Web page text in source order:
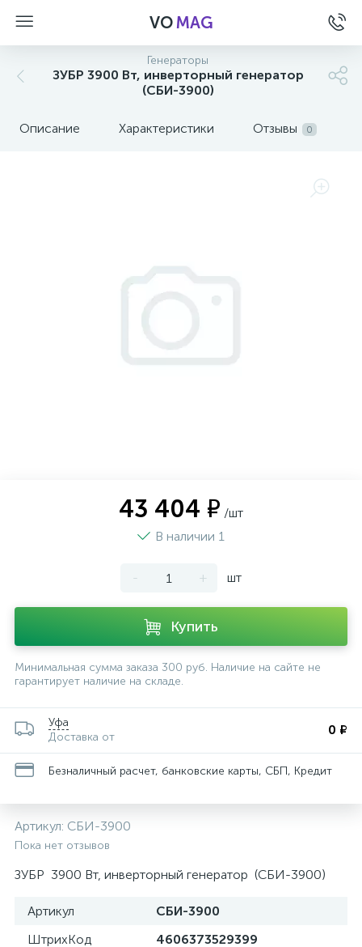
VOMAG
Генераторы
ЗУБР 3900 Вт, инверторный генератор
(СБИ-3900)
Описание Характеристики Отзывы 0
43 404 ₽ /шт
В наличии 1
- + шт
Купить
Минимальная сумма заказа 300 руб. Наличие на сайте не
гарантирует наличие на складе.
Уфа
Доставка от
0 ₽
Безналичный расчет, банковские карты, СБП, Кредит
Артикул: СБИ-3900
Пока нет отзывов
ЗУБР 3900 Вт, инверторный генератор (СБИ-3900)
Артикул
СБИ-3900
ШтрихКод
4606373529399